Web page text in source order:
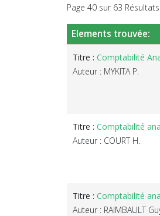
Page 40 sur 63
Elements trouvée:
Titre : Comptabilité
Auteur : MYKITA P.
Titre : Comptabilité
Auteur : COURT H.
Titre : Comptabilité
Auteur : RAIMBAULT